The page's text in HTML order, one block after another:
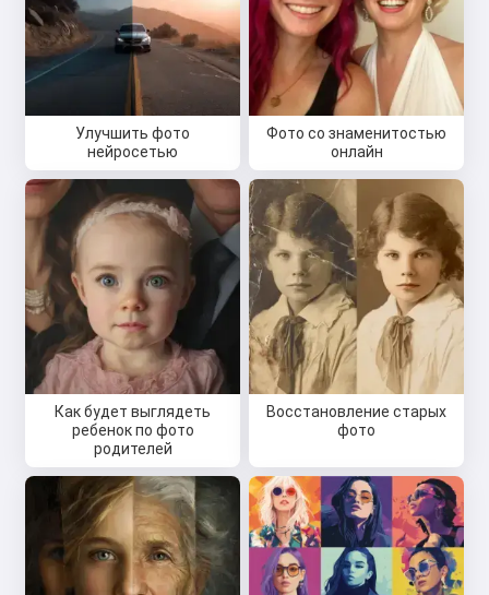
Улучшить фото
нейросетью
Фото со знаменитостью
онлайн
Как будет выглядеть
ребенок по фото
родителей
Восстановление старых
фото